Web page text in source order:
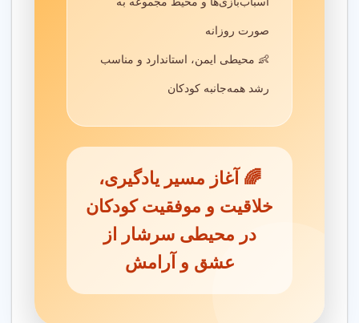
صورت روزانه
👶 محیطی ایمن، استاندارد و مناسب
رشد همه‌جانبه کودکان
🌈 آغاز مسیر یادگیری،
خلاقیت و موفقیت کودکان
در محیطی سرشار از
عشق و آرامش